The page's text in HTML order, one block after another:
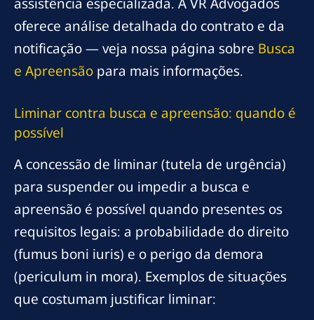
oferece análise detalhada do contrato e da
notificação — veja nossa página sobre Busca
e Apreensão para mais informações.
Liminar contra busca e apreensão: quando é
possível
A concessão de liminar (tutela de urgência)
para suspender ou impedir a busca e
apreensão é possível quando presentes os
requisitos legais: a probabilidade do direito
(fumus boni iuris) e o perigo da demora
(periculum in mora). Exemplos de situações
que costumam justificar liminar: